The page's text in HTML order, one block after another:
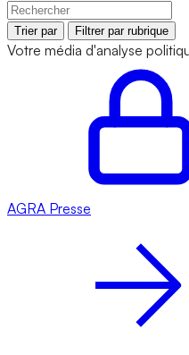
Trier par Filtrer par rubrique
Votre média d'analyse
AGRA Presse